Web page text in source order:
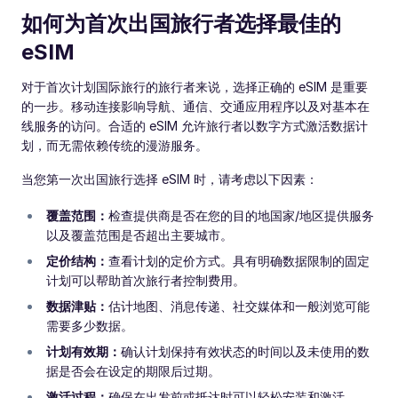
如何为首次出国旅行者选择最佳的
eSIM
对于首次计划国际旅行的旅行者来说，选择正确的 eSIM 是重要
的一步。移动连接影响导航、通信、交通应用程序以及对基本在
线服务的访问。合适的 eSIM 允许旅行者以数字方式激活数据计
划，而无需依赖传统的漫游服务。
当您第一次出国旅行选择 eSIM 时，请考虑以下因素：
覆盖范围： 检查提供商是否在您的目的地国家/地区提供服务
以及覆盖范围是否超出主要城市。
定价结构： 查看计划的定价方式。具有明确数据限制的固定
计划可以帮助首次旅行者控制费用。
数据津贴： 估计地图、消息传递、社交媒体和一般浏览可能
需要多少数据。
计划有效期： 确认计划保持有效状态的时间以及未使用的数
据是否会在设定的期限后过期。